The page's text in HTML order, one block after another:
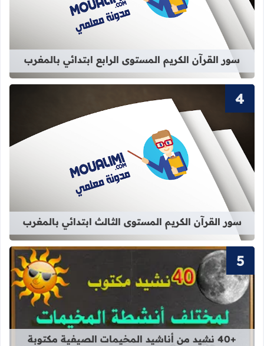
قراءة المزيد عن سور القرآن الكريم
سور القرآن الكريم المستوى الرابع ابتدائي بالمغرب
قراءة المزيد عن سور القرآن الكريم
سور القرآن الكريم المستوى الثالث ابتدائي بالمغرب
قراءة المزيد عن +40 نشيد من أناشيد المخيمات الصيفية مكتوبة بالفصحى
+40 نشيد من أناشيد المخيمات الصيفية مكتوبة